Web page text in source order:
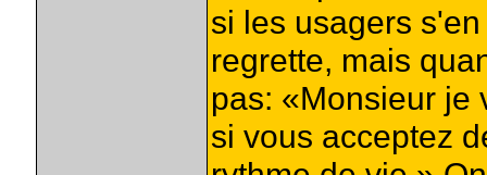
si les usagers
regrette, mais
pas: «Monsieur je
si vous acceptez